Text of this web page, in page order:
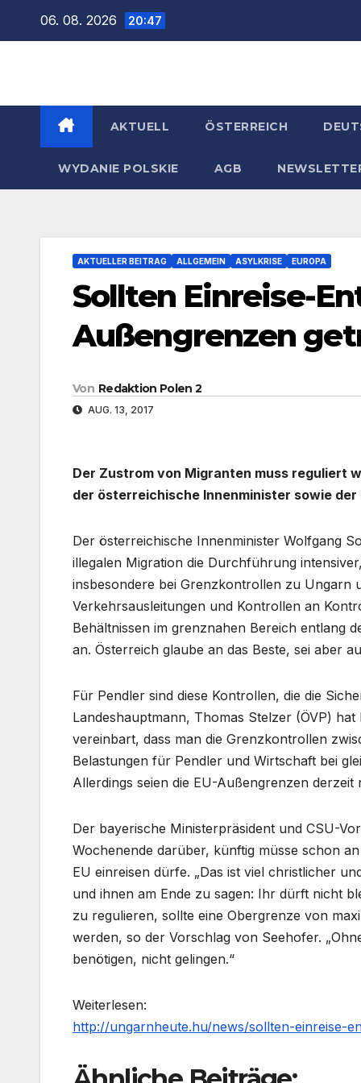
06. 08. 2026 20:47
AKTUELL ÖSTERREICH
WYDANIE POLSKIE AGB
AKTUELLER BEITRAG ALLGEMEIN ASYLKRISE EUROPA
Sollten Einreise-
Außengrenzen
Von Redaktion Polen 2
AUG. 13, 2017
Der Zustrom von Migranten muss reguliert
der österreichische Innenminister sowie
Der österreichische Innenminister Wolfgang
illegalen Migration die Durchführung
insbesondere bei Grenzkontrollen zu Ungarn
Verkehrsausleitungen und Kontrollen an
Behältnissen im grenznahen Bereich entlang
an. Österreich glaube an das Beste, sei aber
Für Pendler sind diese Kontrollen, die die
Landeshauptmann, Thomas Stelzer (ÖVP)
vereinbart, dass man die Grenzkontrollen
Belastungen für Pendler und Wirtschaft bei
Allerdings seien die EU-Außengrenzen
Der bayerische Ministerpräsident und CSU-
Wochenende darüber, künftig müsse schon
EU einreisen dürfe. „Das ist viel christlicher
und ihnen am Ende zu sagen: Ihr dürft nicht
zu regulieren, sollte eine Obergrenze von
werden, so der Vorschlag von Seehofer.
benötigen, nicht gelingen.“
Weiterlesen:
http://ungarnheute.hu/news/sollten-einreise-